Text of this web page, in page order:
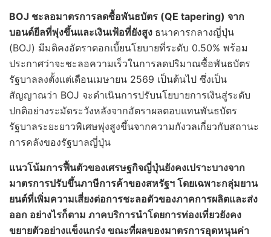
BOJ ชะลอมาตรการลดซื้อพันธบัตร (QE tapering) จาก
บอนด์ยีลที่พุ่งขึ้นและเงินเฟ้อที่ยังสูง ธนาคารกลางญี่ปุ่น
(BOJ) มีมติคงอัตราดอกเบี้ยนโยบายที่ระดับ 0.50% พร้อม
ประกาศว่าจะชะลอความเร็วในการลดปริมาณซื้อพันธบัตร
รัฐบาลลงตั้งแต่เดือนเมษายน 2569 เป็นต้นไป ซึ่งเป็น
สัญญาณว่า BOJ จะดำเนินการปรับนโยบายการเงินสู่ระดับ
ปกติอย่างระมัดระวังหลังจากอัตราผลตอบแทนพันธบัตร
รัฐบาลระยะยาวพิเศษพุ่งสูงขึ้นจากความกังวลเกี่ยวกับสถานะ
การคลังของรัฐบาลญี่ปุ่น
แนวโน้มการฟื้นตัวของเศรษฐกิจญี่ปุ่นยังคงเปราะบางจาก
มาตรการปรับขึ้นภาษีการค้าของสหรัฐฯ โดยเฉพาะกลุ่มยาน
ยนต์ที่เพิ่มความเสี่ยงต่อการชะลอตัวของภาคการผลิตและส่ง
ออก อย่างไรก็ตาม ภาคบริการนำโดยการท่องเที่ยวยังคง
ขยายตัวอย่างแข็งแกร่ง ขณะที่ผลของมาตรการอุดหนุนค่า